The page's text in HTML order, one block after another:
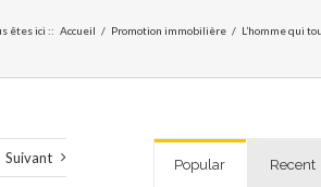
êtes ici :: Accueil / Promotion immobilière / L’homme qui
Suivant Popular Recent